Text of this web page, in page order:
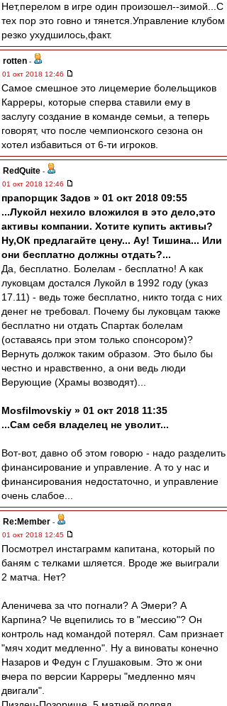
Нет,перелом в игре один произошел--зимой...С
тех пор это говно и тянется.Управление клубом
резко ухудшилось,факт.
rotten -
01 окт 2018 12:46
Самое смешное это лицемерие болельщиков
Карреры, которые сперва ставили ему в
заслугу создание в команде семьи, а теперь
говорят, что после чемпионского сезона он
хотел избавиться от 6-ти игроков.
RedQuite -
01 окт 2018 12:46
прапорщик 3адoв » 01 окт 2018 09:55
...Лукойл нехило вложился в это дело,это
активы компании. Хотите купить активы?
Ну,ОК предлагайте цену... Ау! Тишина... Или
они бесплатно должны отдать?...
Да, бесплатно. Болелам - бесплатно! А как
луковцам достался Лукойл в 1992 году (указ
17.11) - ведь тоже бесплатно, никто тогда с них
денег не требовал. Почему бы луковцам также
бесплатно ни отдать Спартак болелам
(оставаясь при этом только спонсором)?
Вернуть должок таким образом. Это было бы
честно и нравственно, а они ведь люди
Верующие (Храмы возводят)...
Mosfilmovskiy » 01 окт 2018 11:35
...Сам себя владелец не уволит...
Вот-вот, давно об этом говорю - надо разделить
финансирование и управление. А то у нас и
финансирования недостаточно, и управление
очень слабое...
Re:Member -
01 окт 2018 12:45
Посмотрел инстаграмм капитана, который по
баням с телками шляется. Вроде же выиграли
2 матча. Нет?
Аленичева за что погнали? А Эмери? А
Карпина? Че вцепились то в "мессию"? Он
контроль над командой потерял. Сам признает
"мяч ходит медленно". Ну а виноваты конечно
Назаров и Федун с Глушаковым. Это ж они
вчера по версии Карреры "медленно мяч
двигали".